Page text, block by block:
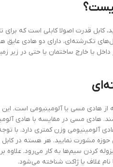
کابل قدرت اصولا کابلی است که
تک‌رشته‌ای، دارای دو هادی
یا خارج ساختمان یا حتی در زیر
ای
قدرت دو رشته‌ای شامل 2 هسته‌ از هادی مسی یا
آلومینیومی وزن کمتری دارد. با
نام غلاف یا ژاکت شناخته می‌شود.